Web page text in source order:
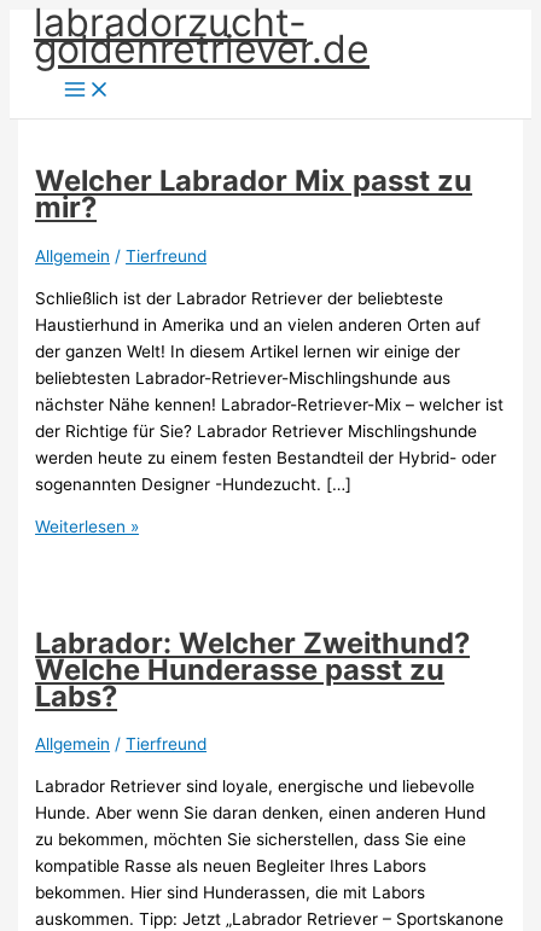
Inhalt
springen
labradorzucht-
goldenretriever.de
Welcher Labrador Mix passt zu
mir?
Allgemein /Tierfreund
Schließlich ist der Labrador Retriever der beliebteste
Haustierhund in Amerika und an vielen anderen Orten auf
der ganzen Welt! In diesem Artikel lernen wir einige der
beliebtesten Labrador-Retriever-Mischlingshunde aus
nächster Nähe kennen! Labrador-Retriever-Mix – welcher ist
der Richtige für Sie? Labrador Retriever Mischlingshunde
werden heute zu einem festen Bestandteil der Hybrid- oder
sogenannten Designer -Hundezucht. […]
Welcher
zu
mir?
Weiterlesen »
Labrador: Welcher Zweithund?
Welche Hunderasse passt zu
Labs?
Allgemein /Tierfreund
Labrador Retriever sind loyale, energische und liebevolle
Hunde. Aber wenn Sie daran denken, einen anderen Hund
zu bekommen, möchten Sie sicherstellen, dass Sie eine
kompatible Rasse als neuen Begleiter Ihres Labors
bekommen. Hier sind Hunderassen, die mit Labors
auskommen. Tipp: Jetzt „Labrador Retriever – Sportskanone